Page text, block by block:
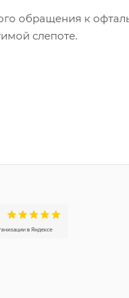
обращения к
слепоте.